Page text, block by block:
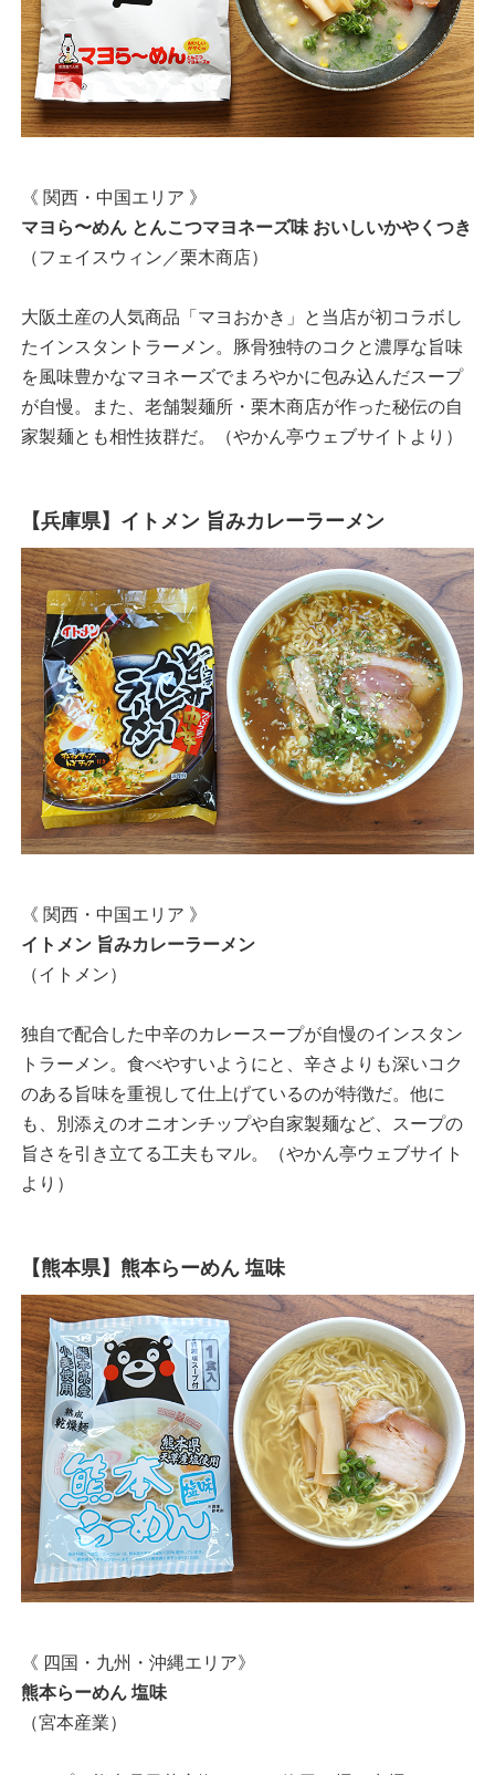
《 関西・中国エリア 》
マヨら〜めん とんこつマヨネーズ味 おいしいかやくつき
（フェイスウィン／栗木商店）
大阪土産の人気商品「マヨおかき」と当店が初コラボし
たインスタントラーメン。豚骨独特のコクと濃厚な旨味
を風味豊かなマヨネーズでまろやかに包み込んだスープ
が自慢。また、老舗製麺所・栗木商店が作った秘伝の自
家製麺とも相性抜群だ。（やかん亭ウェブサイトより）
【兵庫県】イトメン 旨みカレーラーメン
《 関西・中国エリア 》
イトメン 旨みカレーラーメン
（イトメン）
独自で配合した中辛のカレースープが自慢のインスタン
トラーメン。食べやすいようにと、辛さよりも深いコク
のある旨味を重視して仕上げているのが特徴だ。他に
も、別添えのオニオンチップや自家製麺など、スープの
旨さを引き立てる工夫もマル。（やかん亭ウェブサイト
より）
【熊本県】熊本らーめん 塩味
《 四国・九州・沖縄エリア》
熊本らーめん 塩味
（宮本産業）